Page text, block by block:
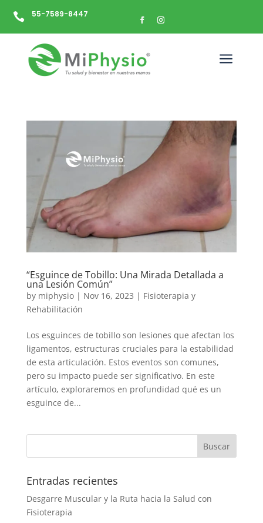
 55-7589-8447
a
“Esguince de Tobillo: Una Mirada Detallada a
una Lesión Común”
by miphysio| Nov 16, 2023 | Fisioterapia y
Rehabilitación
Los esguinces de tobillo son lesiones que afectan los
ligamentos, estructuras cruciales para la estabilidad
de esta articulación. Estos eventos son comunes,
pero su impacto puede ser significativo. En este
artículo, exploraremos en profundidad qué es un
esguince de...
Entradas recientes
Desgarre Muscular y la Ruta hacia la Salud con
Fisioterapia